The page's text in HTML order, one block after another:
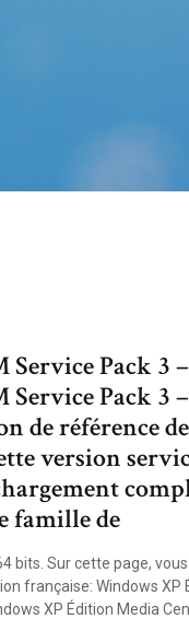
Service Pack 3
Service Pack
de référence
version
famille de
bits. Sur cette page,
française: Windows
XP Édition Media